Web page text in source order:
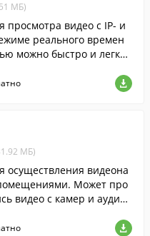
МБ)
просмотра видео с IP- и
реального времен
можно быстро и легко
МБ)
осуществления видеона
Может про
видео с камер и аудио